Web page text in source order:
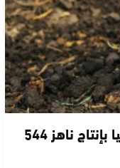
شمندر دكالة يسجل موسما قياسيا بإنتاج ناهز 544